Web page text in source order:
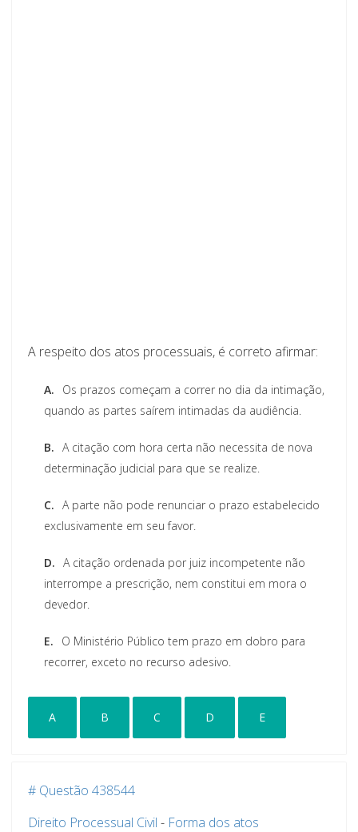
A respeito dos atos processuais, é correto afirmar:
A.
Os prazos começam a correr no dia da intimação,
quando as partes saírem intimadas da audiência.
B. A citação com hora certa não necessita de nova
determinação judicial para que se realize.
C. A parte não pode renunciar o prazo estabelecido
exclusivamente em seu favor.
D. A citação ordenada por juiz incompetente não
interrompe a prescrição, nem constitui em mora o
devedor.
E.
O Ministério Público tem prazo em dobro para
recorrer, exceto no recurso adesivo.
A B C D E
# Questão 438544
Direito Processual Civil - Forma dos atos